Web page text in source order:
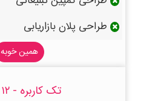
طراحی پلان بازاریابی
همین خوبه
تک کاربره - ۱۲ ماهه